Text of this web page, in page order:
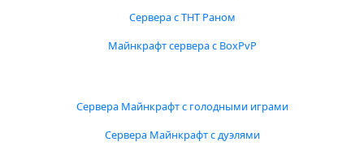
Сервера с ТНТ Раном
Майнкрафт сервера с BoxPvP
Сервера Майнкрафт с голодными играми
Сервера Майнкрафт с дуэлями